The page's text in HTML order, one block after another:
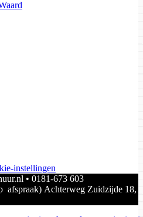
instellingen
• 0181-673 603
afspraak) Achterweg Zuidzijde 18,